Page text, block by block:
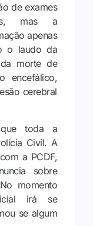
de exames
mas a
apenas
o laudo da
morte de
encefálico,
cerebral
toda a
Civil. A
a PCDF,
sobre
momento
irá se
se algum